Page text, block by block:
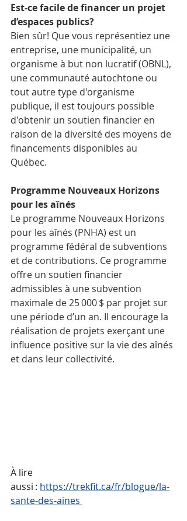
Est-ce facile de financer un projet
d’espaces publics?
Bien sûr! Que vous représentiez une
entreprise, une municipalité, un
organisme à but non lucratif (OBNL),
une communauté autochtone ou
tout autre type d'organisme
publique, il est toujours possible
d'obtenir un soutien financier en
raison de la diversité des moyens de
financements disponibles au
Québec.
Programme Nouveaux Horizons
pour les aînés
Le programme Nouveaux Horizons
pour les aînés (PNHA) est un
programme fédéral de subventions
et de contributions. Ce programme
offre un soutien financier
admissibles à une subvention
maximale de 25 000 $ par projet sur
une période d’un an. Il encourage la
réalisation de projets exerçant une
influence positive sur la vie des aînés
et dans leur collectivité.
À lire
aussi : https://trekfit.ca/fr/blogue/la-
sante-des-aines